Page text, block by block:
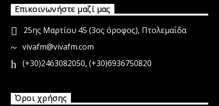
Επικοινωνήστε μαζί μας
25ης Μαρτίου 45 (3ος όροφος), Πτολεμαΐδα
vivafm@vivafm.com
(+30)2463082050, (+30)6936750820
Όροι χρήσης